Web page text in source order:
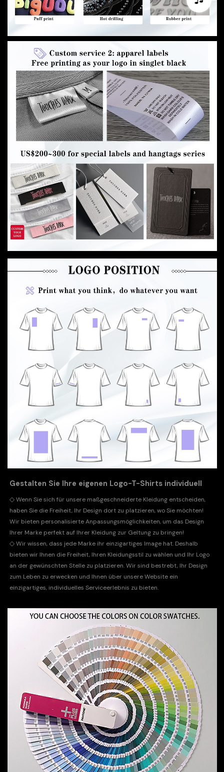
Gestalten Sie Ihre eigenen Logo-T-Shirts individuell
◇ Wenn Sie sich für unsere maßgeschneiderte Kleidung entscheiden,
haben Sie die Freiheit, Ihr Design dort zu platzieren, wo Sie möchten!
Wir bieten personalisierte Anpassungsmöglichkeiten, um das Design
Ihrer Marke perfekt auf Ihrer Kleidung zur Geltung zu bringen!
◇ Wir wissen, dass jede Marke ihr einzigartiges Image hat. Deshalb
bieten wir Ihnen die Freiheit, Ihren Kleidungsstil zu wählen und Ihr Logo
an der gewünschten Stelle zu platzieren. Wir sind bestrebt, Ihr Design
zum Leben zu erwecken und Ihnen über unsere Website ein
einzigartiges, individuelles Serviceerlebnis zu bieten.